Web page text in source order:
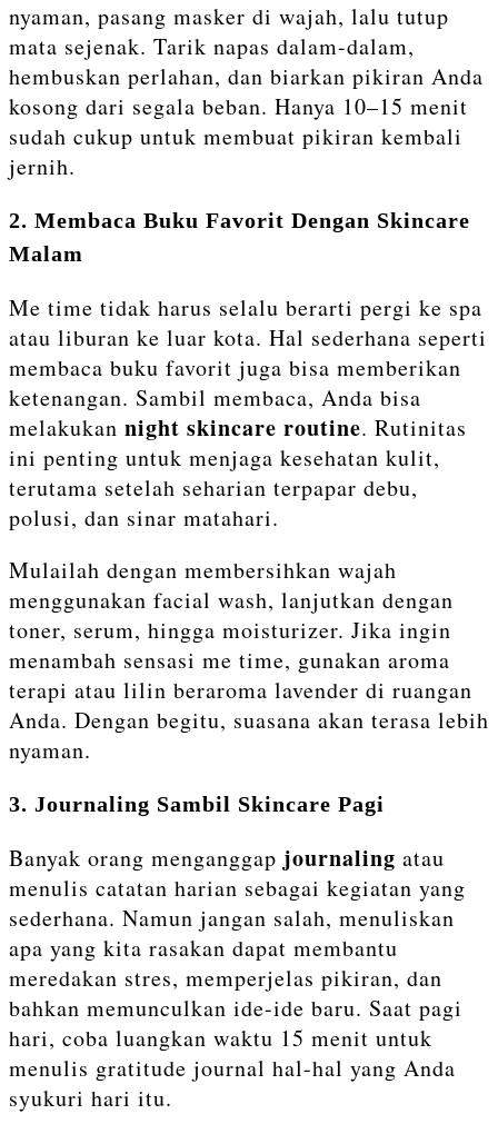
nyaman, pasang masker di wajah, lalu tutup
mata sejenak. Tarik napas dalam-dalam,
hembuskan perlahan, dan biarkan pikiran Anda
kosong dari segala beban. Hanya 10–15 menit
sudah cukup untuk membuat pikiran kembali
jernih.
2. Membaca Buku Favorit Dengan Skincare
Malam
Me time tidak harus selalu berarti pergi ke spa
atau liburan ke luar kota. Hal sederhana seperti
membaca buku favorit juga bisa memberikan
ketenangan. Sambil membaca, Anda bisa
melakukan night skincare routine. Rutinitas
ini penting untuk menjaga kesehatan kulit,
terutama setelah seharian terpapar debu,
polusi, dan sinar matahari.
Mulailah dengan membersihkan wajah
menggunakan facial wash, lanjutkan dengan
toner, serum, hingga moisturizer. Jika ingin
menambah sensasi me time, gunakan aroma
terapi atau lilin beraroma lavender di ruangan
Anda. Dengan begitu, suasana akan terasa lebih
nyaman.
3. Journaling Sambil Skincare Pagi
Banyak orang menganggap journaling atau
menulis catatan harian sebagai kegiatan yang
sederhana. Namun jangan salah, menuliskan
apa yang kita rasakan dapat membantu
meredakan stres, memperjelas pikiran, dan
bahkan memunculkan ide-ide baru. Saat pagi
hari, coba luangkan waktu 15 menit untuk
menulis gratitude journal hal-hal yang Anda
syukuri hari itu.